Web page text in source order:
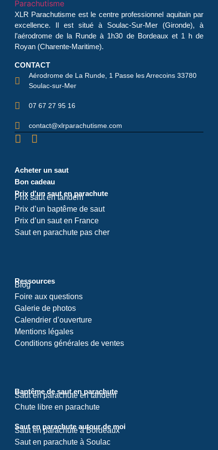
XLR Parachutisme est le centre professionnel aquitain par
excellence. Il est situé à Soulac-Sur-Mer (Gironde), à
l’aérodrome de la Runde à 1h30 de Bordeaux et 1 h de
Royan (Charente-Maritime).
CONTACT
Aérodrome de La Runde, 1 Passe les Arrecoins 33780
Soulac-sur-Mer
07 67 27 95 16
contact@xlrparachutisme.com
Acheter un saut
Bon cadeau
Prix d'un saut en parachute
Prix saut en tandem
Prix d’un baptême de saut
Prix d’un saut en France
Saut en parachute pas cher
Ressources
Blog
Foire aux questions
Galerie de photos
Calendrier d’ouverture
Mentions légales
Conditions générales de ventes
Baptême de saut en parachute
Saut en parachute en tandem
Chute libre en parachute
Saut en parachute autour de moi
Saut en parachute à Bordeaux
Saut en parachute à Soulac